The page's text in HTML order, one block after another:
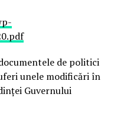
de politici
unele modificări în
Guvernului